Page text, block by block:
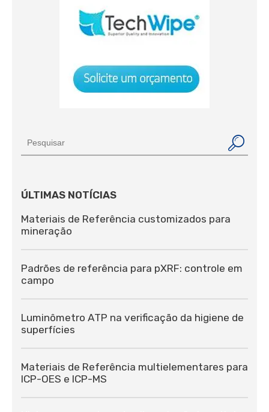
ÚLTIMAS NOTÍCIAS
Materiais de Referência customizados para
mineração
Padrões de referência para pXRF: controle em
campo
Luminômetro ATP na verificação da higiene de
superfícies
Materiais de Referência multielementares para
ICP-OES e ICP-MS